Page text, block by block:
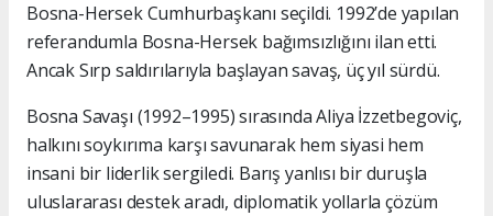
Bosna-Hersek Cumhurbaşkanı seçildi. 1992’de yapılan
referandumla Bosna-Hersek bağımsızlığını ilan etti.
Ancak Sırp saldırılarıyla başlayan savaş, üç yıl sürdü.
Bosna Savaşı (1992–1995) sırasında Aliya İzzetbegoviç,
halkını soykırıma karşı savunarak hem siyasi hem
insani bir liderlik sergiledi. Barış yanlısı bir duruşla
uluslararası destek aradı, diplomatik yollarla çözüm